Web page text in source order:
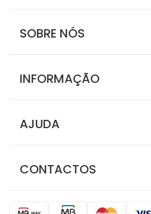
SOBRE NÓS
INFORMAÇÃO
AJUDA
CONTACTOS